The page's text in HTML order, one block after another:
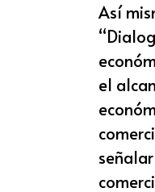
Así
el